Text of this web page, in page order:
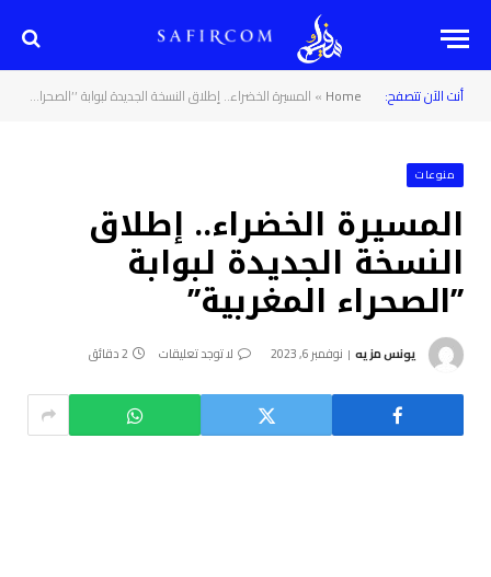
أنت الآن تتصفح: Home
» المسيرة الخضراء.. إطلاق النسخة الجديدة لبوابة ’’الصحراء المغربية’’
منوعات
المسيرة الخضراء.. إطلاق
النسخة الجديدة لبوابة
’’الصحراء المغربية’’
يونس مزيه نوفمبر 6, 2023 لا توجد تعليقات 2 دقائق